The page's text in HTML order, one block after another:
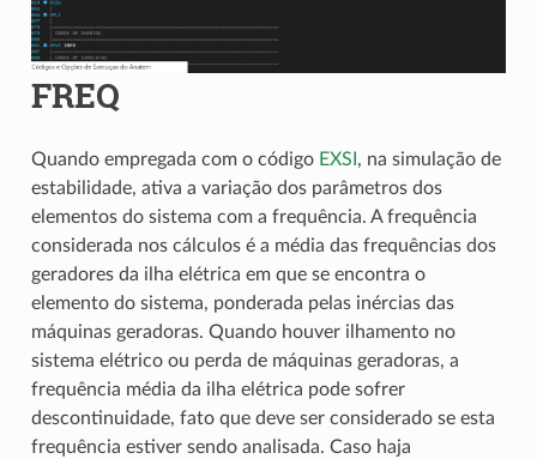
FREQ
Quando empregada com o código EXSI , na simulação de
estabilidade, ativa a variação dos parâmetros dos
elementos do sistema com a frequência. A frequência
considerada nos cálculos é a média das frequências dos
geradores da ilha elétrica em que se encontra o
elemento do sistema, ponderada pelas inércias das
máquinas geradoras. Quando houver ilhamento no
sistema elétrico ou perda de máquinas geradoras, a
frequência média da ilha elétrica pode sofrer
descontinuidade, fato que deve ser considerado se esta
frequência estiver sendo analisada. Caso haja